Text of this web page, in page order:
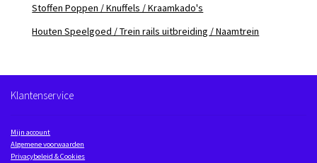
Stoffen Poppen / Knuffels / Kraamkado's
Houten Speelgoed / Trein rails uitbreiding / Naamtrein
Klantenservice
Mijn account
Algemene voorwaarden
Privacybeleid & Cookies